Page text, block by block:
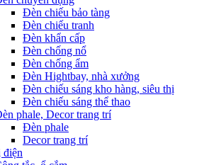
Đèn chiếu bảo tàng
Đèn chiếu tranh
Đèn khẩn cấp
Đèn chống nổ
Đèn chống ẩm
Đèn Hightbay, nhà xưởng
Đèn chiếu sáng kho hàng, siêu thị
Đèn chiếu sáng thể thao
phale, Decor trang trí
Đèn phale
Decor trang trí
điện